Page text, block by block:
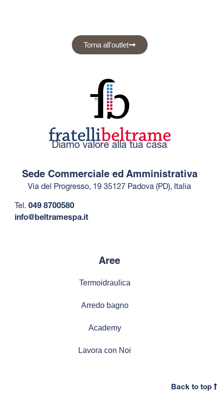
Torna all'outlet
Diamo valore alla tua casa
Sede Commerciale ed Amministrativa
Via del Progresso, 19 35127 Padova (PD), Italia
Tel. 049 8700580
info@beltramespa.it
Aree
Termoidraulica
Arredo bagno
Academy
Lavora con Noi
Back to top